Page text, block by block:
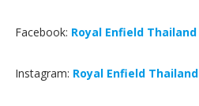
Facebook: Royal Enfield Thailand
Instagram: Royal Enfield Thailand